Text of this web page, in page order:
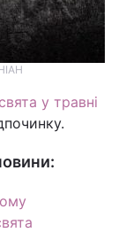
свята у травні